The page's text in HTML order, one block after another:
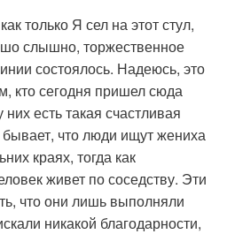
только Я сел на этот стул,
слышно, торжественное
состоялось. Надеюсь, это
кто сегодня пришел сюда
них есть такая счастливая
бывает, что люди ищут жениха
краях, тогда как
живет по соседству. Эти
что они лишь выполняли
никакой благодарности,